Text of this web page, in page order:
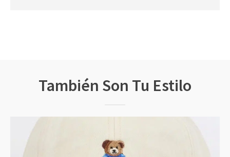
También Son Tu Estilo